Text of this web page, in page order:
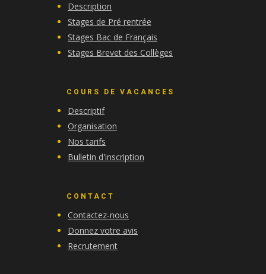
Description
Stages de Pré rentrée
Stages Bac de Français
Stages Brevet des Collèges
COURS DE VACANCES
Descriptif
Organisation
Nos tarifs
Bulletin d'inscription
CONTACT
Contactez-nous
Donnez votre avis
Recrutement